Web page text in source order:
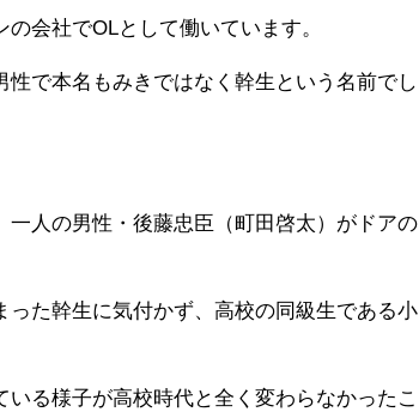
会社でOLとして働いています。
で本名もみきではなく幹生という名前でし
人の男性・後藤忠臣（町田啓太）がドアの
た幹生に気付かず、高校の同級生である小
る様子が高校時代と全く変わらなかったこ